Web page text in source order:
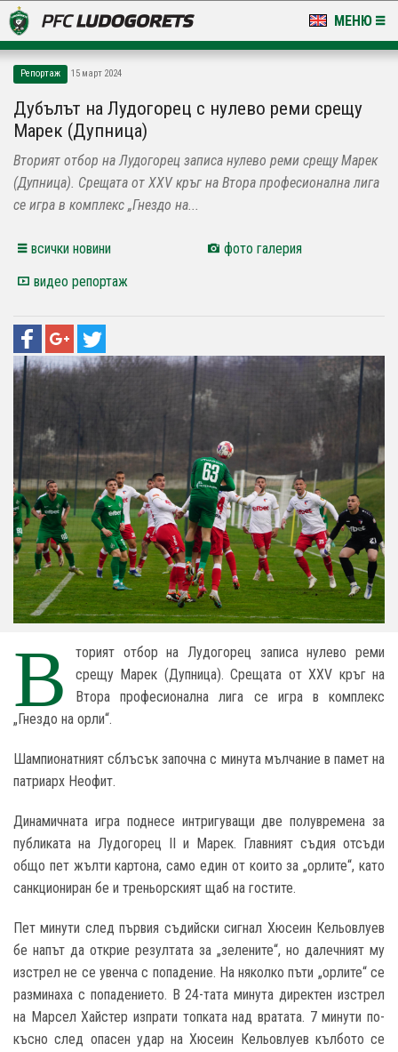
МЕНЮ
LUDOGORETS TV
НА ТЕРЕНА
СТАДИОН & БАЗИ
Репортаж 15 март 2024
Дубълът на Лудогорец с нулево реми срещу
Марек (Дупница)
Вторият отбор на Лудогорец записа нулево реми срещу Марек
(Дупница). Срещата от XXV кръг на Втора професионална лига
се игра в комплекс „Гнездо на...
всички новини
фото галерия
видео репортаж
В
торият отбор на Лудогорец записа нулево реми
срещу Марек (Дупница). Срещата от XXV кръг на
Втора професионална лига се игра в комплекс
„Гнездо на орли“.
Шампионатният сблъсък започна с минута мълчание в памет на
патриарх Неофит.
Динамичната игра поднесе интригуващи две полувремена за
публиката на Лудогорец II и Марек. Главният съдия отсъди
общо пет жълти картона, само един от които за „орлите“, като
санкциониран бе и треньорският щаб на гостите.
Пет минути след първия съдийски сигнал Хюсеин Кельовлуев
бе напът да открие резултата за „зелените“, но далечният му
изстрел не се увенча с попадение. На няколко пъти „орлите“ се
разминаха с попадението. В 24-тата минута директен изстрел
на Марсел Хайстер изпрати топката над вратата. 7 минути по-
късно след опасен удар на Хюсеин Кельовлуев кълбото се